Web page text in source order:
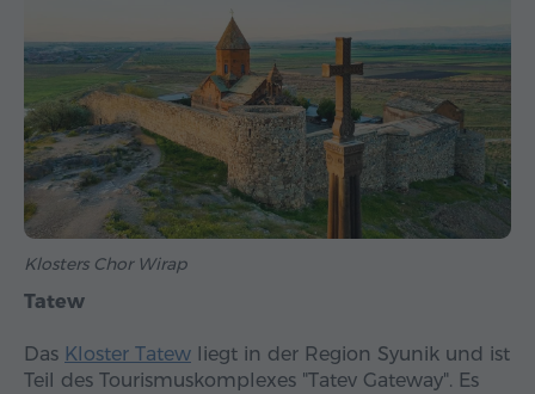
Klosters Chor Wirap
Tatew
Das Kloster Tatew liegt in der Region Syunik und ist
Teil des Tourismuskomplexes "Tatev Gateway". Es